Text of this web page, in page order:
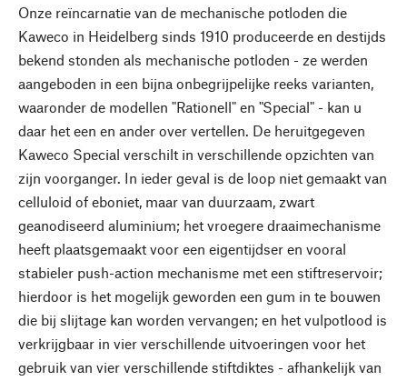
Onze reïncarnatie van de mechanische potloden die
Kaweco in Heidelberg sinds 1910 produceerde en destijds
bekend stonden als mechanische potloden - ze werden
aangeboden in een bijna onbegrijpelijke reeks varianten,
waaronder de modellen "Rationell" en "Special" - kan u
daar het een en ander over vertellen. De heruitgegeven
Kaweco Special verschilt in verschillende opzichten van
zijn voorganger. In ieder geval is de loop niet gemaakt van
celluloid of eboniet, maar van duurzaam, zwart
geanodiseerd aluminium; het vroegere draaimechanisme
heeft plaatsgemaakt voor een eigentijdser en vooral
stabieler push-action mechanisme met een stiftreservoir;
hierdoor is het mogelijk geworden een gum in te bouwen
die bij slijtage kan worden vervangen; en het vulpotlood is
verkrijgbaar in vier verschillende uitvoeringen voor het
gebruik van vier verschillende stiftdiktes - afhankelijk van